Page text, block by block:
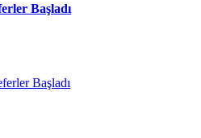
Başladı